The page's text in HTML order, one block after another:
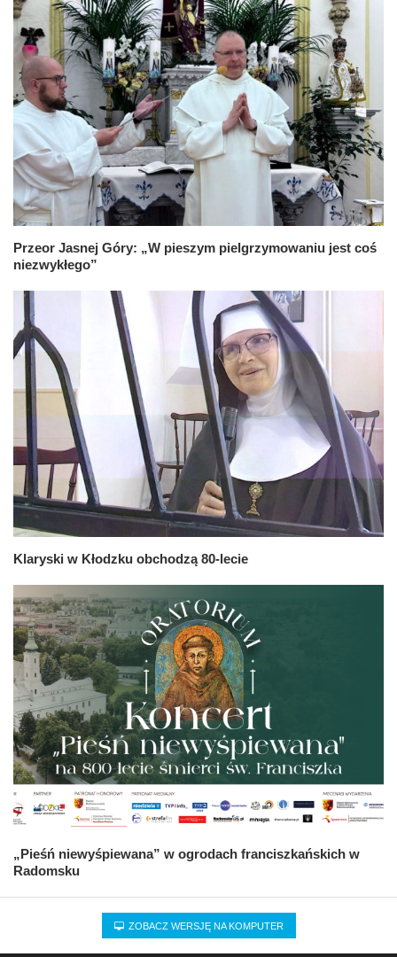
Przeor Jasnej Góry: „W pieszym pielgrzymowaniu jest coś
niezwykłego”
Klaryski w Kłodzku obchodzą 80-lecie
„Pieśń niewyśpiewana” w ogrodach franciszkańskich w
Radomsku
ZOBACZ WERSJĘ NA KOMPUTER